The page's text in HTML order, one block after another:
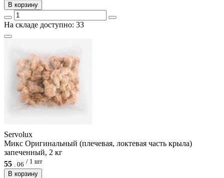
В корзину
На складе доступно: 33
Servolux
Микс Оригинальный (плечевая, локтевая часть крыла)
запеченный, 2 кг
55
06 / 1 шт
В корзину